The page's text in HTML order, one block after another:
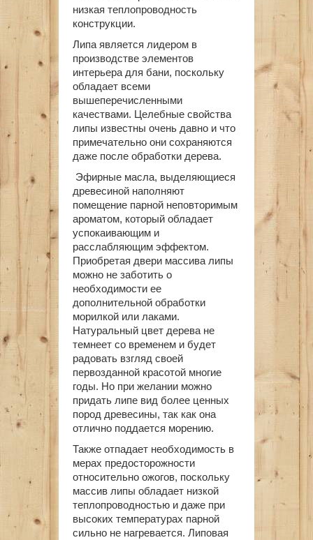
низкая теплопроводность
конструкции.
Липа является лидером в
производстве элементов
интерьера для бани, поскольку
обладает всеми
вышеперечисленными
качествами. Целебные свойства
липы известны очень давно и что
примечательно они сохраняются
даже после обработки дерева.
Эфирные масла, выделяющиеся
древесиной наполняют
помещение парной неповторимым
ароматом, который обладает
успокаивающим и
расслабляющим эффектом.
Приобретая двери массива липы
можно не заботить о
необходимости ее
дополнительной обработки
морилкой или лаками.
Натуральный цвет дерева не
темнеет со временем и будет
радовать взгляд своей
первозданной красотой многие
годы. Но при желании можно
придать липе вид более ценных
пород древесины, так как она
отлично поддается морению.
Также отпадает необходимость в
мерах предосторожности
относительно ожогов, поскольку
массив липы обладает низкой
теплопроводностью и даже при
высоких температурах парной
сильно не нагревается. Липовая